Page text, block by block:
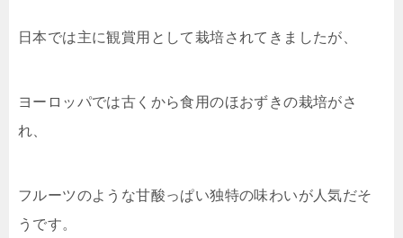
日本では主に観賞用として栽培されてきましたが、
ヨーロッパでは古くから食用のほおずきの栽培がさ
れ、
フルーツのような甘酸っぱい独特の味わいが人気だそ
うです。